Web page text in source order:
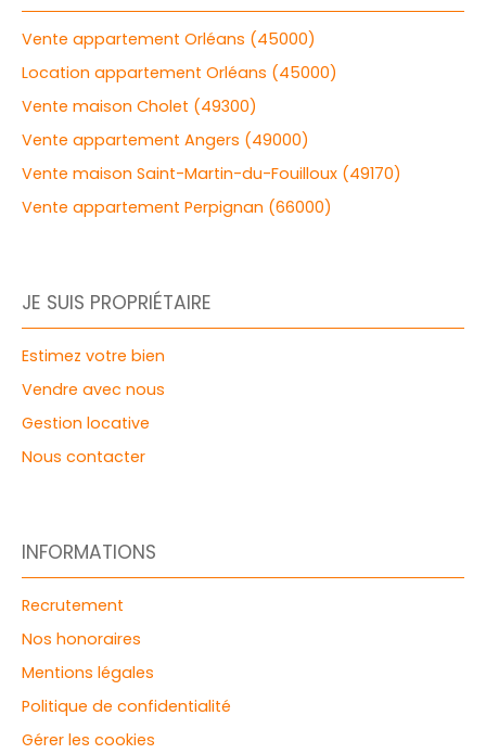
Vente appartement Orléans (45000)
Location appartement Orléans (45000)
Vente maison Cholet (49300)
Vente appartement Angers (49000)
Vente maison Saint-Martin-du-Fouilloux (49170)
Vente appartement Perpignan (66000)
JE SUIS PROPRIÉTAIRE
Estimez votre bien
Vendre avec nous
Gestion locative
Nous contacter
INFORMATIONS
Recrutement
Nos honoraires
Mentions légales
Politique de confidentialité
Gérer les cookies